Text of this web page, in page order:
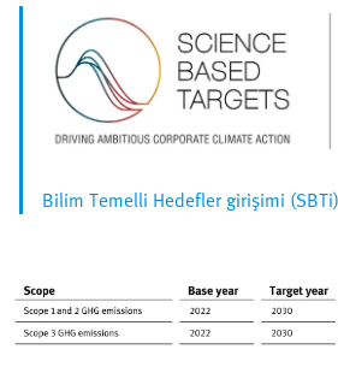
Bilim Temelli Hedefler girişimi